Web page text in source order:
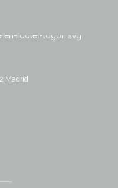
Madrid